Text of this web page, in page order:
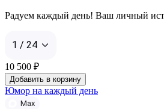
Радуем каждый день! Ваш личный
1 / 24
10 500 ₽
Добавить в корзину
Юмор на каждый день
Max